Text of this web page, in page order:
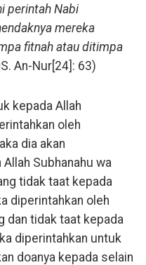
perintah Nabi
mereka
fitnah atau ditimpa
An-Nur[24]: 63)
kepada Allah
oleh
dia akan
Subhanahu wa
tidak taat kepada
diperintahkan oleh
dan tidak taat kepada
diperintahkan untuk
doanya kepada selain